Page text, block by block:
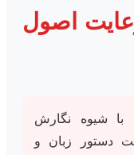
اصول
با شیوه نگارش
دستور زبان و